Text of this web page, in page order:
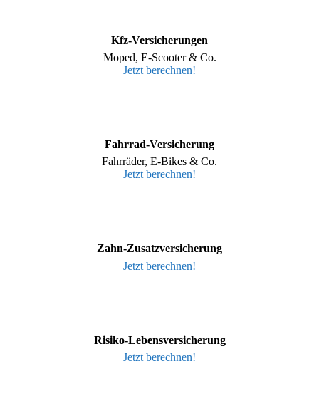
Kfz-Versicherungen
Moped, E-Scooter & Co.
Jetzt berechnen!
Fahrrad-Versicherung
Fahrräder, E-Bikes & Co.
Jetzt berechnen!
Zahn-Zusatzversicherung
Jetzt berechnen!
Risiko-Lebensversicherung
Jetzt berechnen!